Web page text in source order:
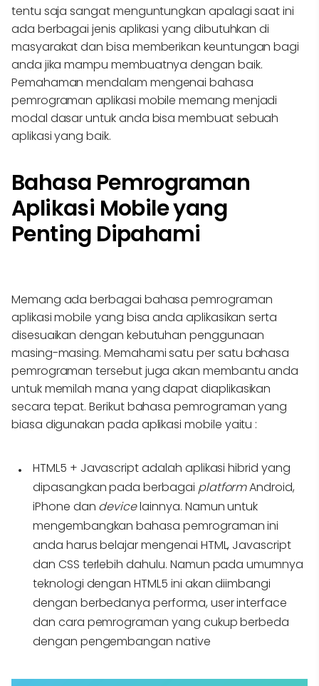
tentu saja sangat menguntungkan apalagi saat ini
ada berbagai jenis aplikasi yang dibutuhkan di
masyarakat dan bisa memberikan keuntungan bagi
anda jika mampu membuatnya dengan baik.
Pemahaman mendalam mengenai bahasa
pemrograman aplikasi mobile memang menjadi
modal dasar untuk anda bisa membuat sebuah
aplikasi yang baik.
Bahasa Pemrograman
Aplikasi Mobile yang
Penting Dipahami
Memang ada berbagai bahasa pemrograman
aplikasi mobile yang bisa anda aplikasikan serta
disesuaikan dengan kebutuhan penggunaan
masing-masing. Memahami satu per satu bahasa
pemrograman tersebut juga akan membantu anda
untuk memilah mana yang dapat diaplikasikan
secara tepat. Berikut bahasa pemrograman yang
biasa digunakan pada aplikasi mobile yaitu :
HTML5 + Javascriptadalah aplikasi hibrid yang
dipasangkan pada berbagai platformAndroid,
iPhone dan devicelainnya. Namun untuk
mengembangkan bahasa pemrograman ini
anda harus belajar mengenai HTML, Javascript
dan CSS terlebih dahulu. Namun pada umumnya
teknologi dengan HTML5 ini akan diimbangi
dengan berbedanya performa, user interface
dan cara pemrograman yang cukup berbeda
dengan pengembangan native